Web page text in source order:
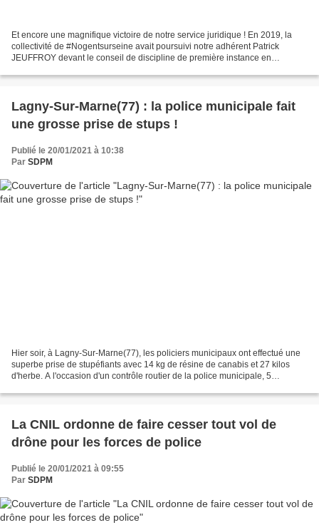
Et encore une magnifique victoire de notre service juridique ! En 2019, la
collectivité de #Nogentsurseine avait poursuivi notre adhérent Patrick
JEUFFROY devant le conseil de discipline de première instance en
Lagny-Sur-Marne(77) : la police municipale fait
une grosse prise de stups !
Publié le 20/01/2021 à 10:38
Par SDPM
Hier soir, à Lagny-Sur-Marne(77), les policiers municipaux ont effectué une
superbe prise de stupéfiants avec 14 kg de résine de canabis et 27 kilos
d'herbe. A l'occasion d'un contrôle routier de la police municipale, 5
La CNIL ordonne de faire cesser tout vol de
drône pour les forces de police
Publié le 20/01/2021 à 09:55
Par SDPM